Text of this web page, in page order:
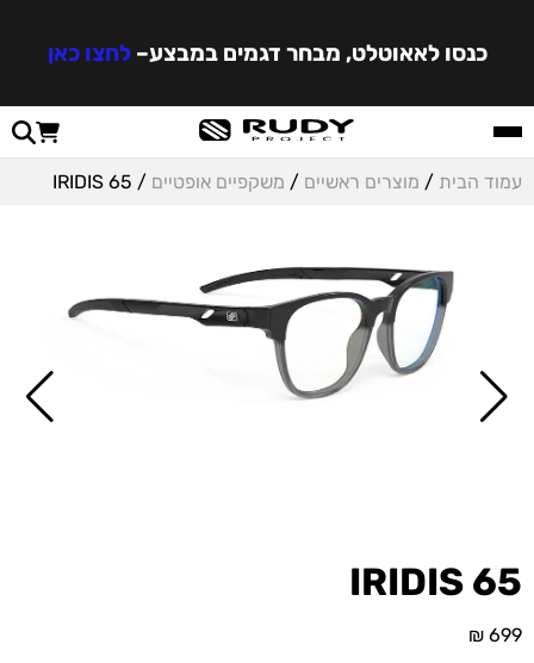
כנסו לאאוטלט, מבחר דגמים במבצע–לחצו כאן
עמוד הבית / מוצרים ראשיים / משקפיים אופטיים / IRIDIS 65
IRIDIS 65
₪ 699